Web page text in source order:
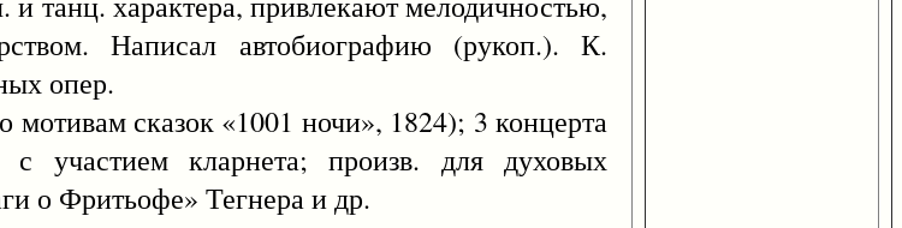
Написал автобиографию (рукоп.). К.
опер.
мотивам сказок «1001 ночи», 1824); 3 концерта
участием кларнета; произв. для духовых
о Фритьофе» Тегнера и др.